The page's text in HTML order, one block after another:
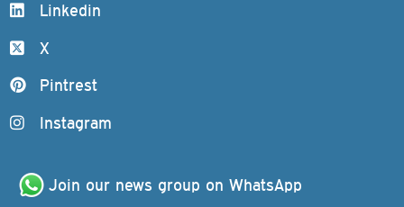
Linkedin
X
Pintrest
Instagram
Join our news group on WhatsApp